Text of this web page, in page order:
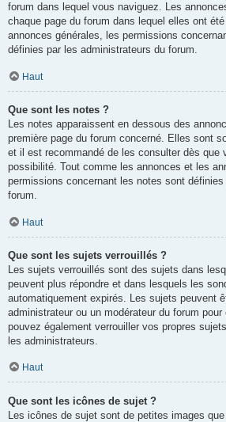
forum dans lequel vous naviguez. Les
chaque page du forum dans lequel elles ont
annonces générales, les permissions
définies par les administrateurs du forum.
Haut
Que sont les notes ?
Les notes apparaissent en dessous des
première page du forum concerné. Elles sont
et il est recommandé de les consulter dès que
possibilité. Tout comme les annonces et les
permissions concernant les notes sont
forum.
Haut
Que sont les sujets verrouillés ?
Les sujets verrouillés sont des sujets dans
peuvent plus répondre et dans lesquels les
automatiquement expirés. Les sujets peuvent
administrateur ou un modérateur du forum
pouvez également verrouiller vos propres
les administrateurs.
Haut
Que sont les icônes de sujet ?
Les icônes de sujet sont de petites images que